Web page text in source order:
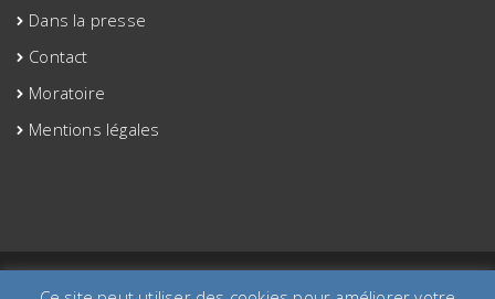
Dans la presse
Contact
Moratoire
Mentions légales
©2020 site créé par aaa-etac.org